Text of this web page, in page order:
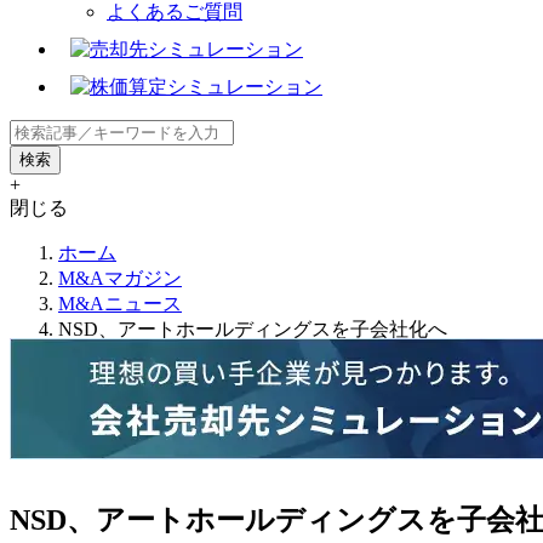
よくあるご質問
+
閉じる
ホーム
M&Aマガジン
M&Aニュース
NSD、アートホールディングスを子会社化へ
NSD、アートホールディングスを子会